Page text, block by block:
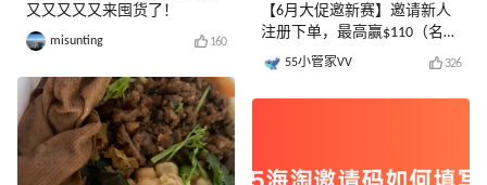
又又又又又来囤货了！
misunting 160
【6月大促邀新赛】邀请新人
注册下单，最高赢$110（名单
已公布）
55小管家VV 326